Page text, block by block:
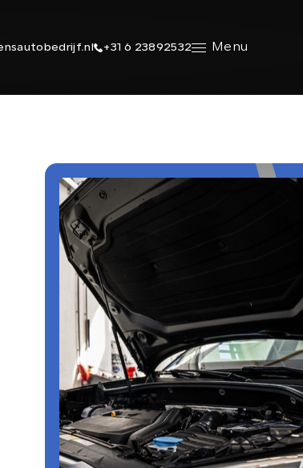
+31 6 23892532 Menu
SHOWROOM
Ma - vr:08.00 - 18.00
Za:08.00 - 15.30
43
WERKPLAATS
Ma - Vr:08.00 - 18.00